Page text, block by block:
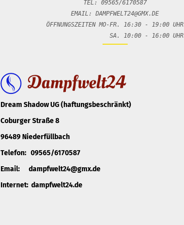
TEL: 09565/6170587
EMAIL: DAMPFWELT24@GMX.DE
ÖFFNUNGSZEITEN MO-FR. 16:30 - 19:00 UHR
SA. 10:00 - 16:00 UHR
Dream Shadow UG (haftungsbeschränkt)
Coburger Straße 8
96489 Niederfüllbach
Telefon: 09565/6170587
Email: dampfwelt24@gmx.de
Internet: dampfwelt24.de